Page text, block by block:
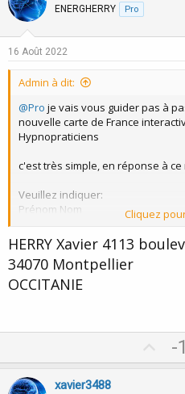
ENERGHERRY Pro
16 Août 2022
Admin à dit:
@Pro je vais vous guider pas à
nouvelle carte de France
Hypnopraticiens
c'est très simple, en réponse à ce
Veuillez indiquer:
Prénom Nom
Code postal et ville
Région
EX:
Cliquez
HERRY Xavier 4113
34070 Montpellier
OCCITANIE
U
p
-1
xavier3488